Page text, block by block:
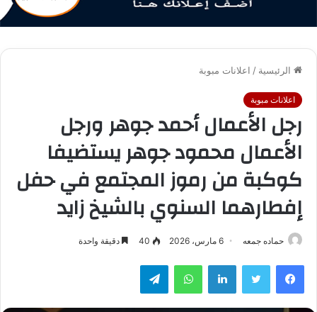
الرئيسية / اعلانات مبوبة
اعلانات مبوبة
رجل الأعمال أحمد جوهر ورجل
الأعمال محمود جوهر يستضيفا
كوكبة من رموز المجتمع في حفل
إفطارهما السنوي بالشيخ زايد
حماده جمعه 6 مارس، 2026 40 دقيقة واحدة
فيسبوك تويتر لينكدإن واتساب تيلقرام